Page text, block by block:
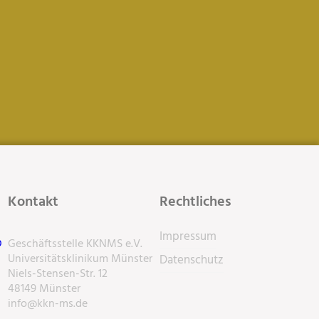
Kontakt
Geschäftsstelle KKNMS e.V.
Universitätsklinikum Münster
Niels-Stensen-Str. 12
48149 Münster
info@kkn-ms.de
Rechtliches
Impressum
Datenschutz